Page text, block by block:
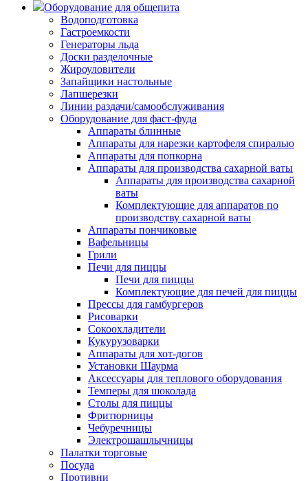
Оборудование для общепита
Водоподготовка
Гастроемкости
Генераторы льда
Доски разделочные
Жироуловители
Запайщики настольные
Лапшерезки
Линии раздачи/самообслуживания
Оборудование для фаст-фуда
Аппараты блинные
Аппараты для нарезки картофеля спиралью
Аппараты для попкорна
Аппараты для производства сахарной ваты
Аппараты для производства сахарной
ваты
Комплектующие для аппаратов по
производству сахарной ваты
Аппараты пончиковые
Вафельницы
Грили
Печи для пиццы
Печи для пиццы
Комплектующие для печей для пиццы
Прессы для гамбургеров
Рисоварки
Сокоохладители
Кукурузоварки
Аппараты для хот-догов
Установки Шаурма
Аксессуары для теплового оборудования
Темперы для шоколада
Столы для пиццы
Фритюрницы
Чебуречницы
Электрошашлычницы
Палатки торговые
Посуда
Противни